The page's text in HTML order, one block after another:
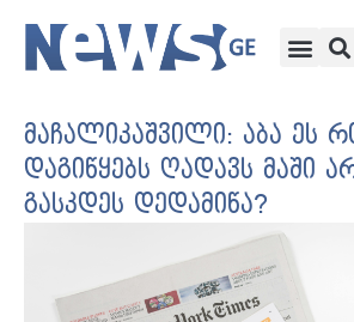
მაჩალიკაშვილი: აბა ეს
დაგიწყებს ღადავს მაში
გასკდეს დედამიწა?